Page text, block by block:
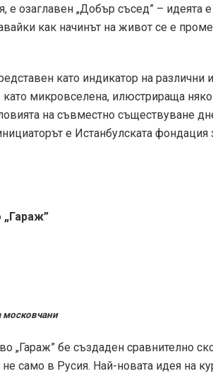
е озаглавен „Добър съсед” – идеята
как начинът на живот се е
като индикатор на различни
като микровселена, илюстрираща
на съвместно съществуване
е Истанбулската фондация
„Гараж”
московчани
„Гараж” бе създаден сравнително
само в Русия. Най-новата идея на